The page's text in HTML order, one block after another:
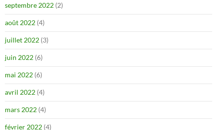
septembre 2022 (2)
août 2022 (4)
juillet 2022 (3)
juin 2022 (6)
mai 2022 (6)
avril 2022 (4)
mars 2022 (4)
février 2022 (4)